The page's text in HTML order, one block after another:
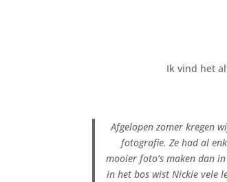
Ik vind het
Afgelopen zomer kregen
fotografie. Ze had al
mooier foto’s maken dan
in het bos wist Nickie vele